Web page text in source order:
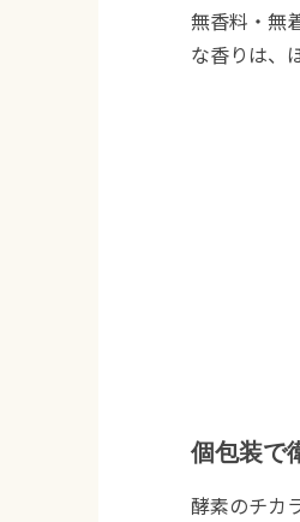
無香料・無
な香りは、
個包装で
酵素のチカ